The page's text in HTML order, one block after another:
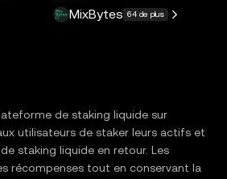
MixBytes 64 de plus
de staking liquide sur
utilisateurs de staker leurs actifs et
staking liquide en retour. Les
récompenses tout en conservant la